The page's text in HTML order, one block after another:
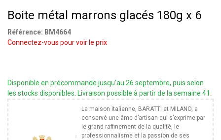
Boite métal marrons glacés 180g x 6
Référence: BM4664
Connectez-vous pour voir le prix
Disponible en précommande jusqu'au 26 septembre, puis selon
les stocks disponibles. Livraison possible à partir de la semaine 41.
La maison italienne, BARATTI et MILANO, a
conservé une âme d’artisan qui s’exprime par
le grand raffinement de la qualité, le
professionnalisme et la passion de ses